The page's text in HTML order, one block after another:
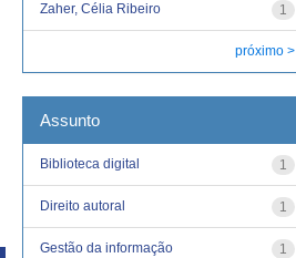
1
Zaher, Célia Ribeiro
próximo >
Assunto
1
Biblioteca digital
1
Direito autoral
1
Gestão da informação